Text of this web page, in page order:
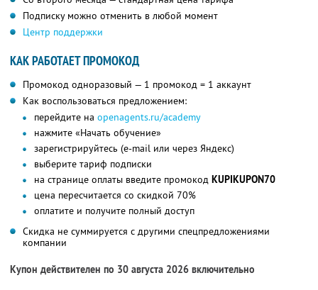
Подписку можно отменить в любой момент
Центр поддержки
КАК РАБОТАЕТ ПРОМОКОД
Промокод одноразовый — 1 промокод = 1 аккаунт
Как воспользоваться предложением:
перейдите на openagents.ru/academy
нажмите «Начать обучение»
зарегистрируйтесь (e-mail или через Яндекс)
выберите тариф подписки
на странице оплаты введите промокод KUPIKUPON70
цена пересчитается со скидкой 70%
оплатите и получите полный доступ
Скидка не суммируется с другими спецпредложениями
компании
Купон действителен по 30 августа 2026 включительно